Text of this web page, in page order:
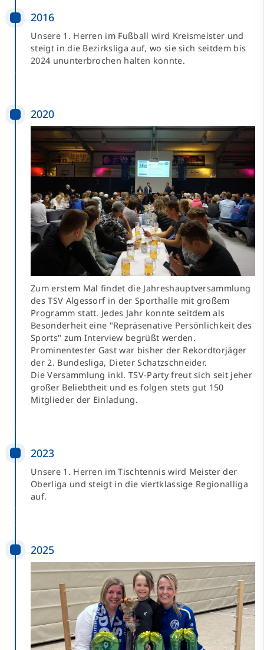
2016
Unsere 1. Herren im Fußball wird Kreismeister und
steigt in die Bezirksliga auf, wo sie sich seitdem bis
2024 ununterbrochen halten konnte.
2020
Zum erstem Mal findet die Jahreshauptversammlung
des TSV Algessorf in der Sporthalle mit großem
Programm statt. Jedes Jahr konnte seitdem als
Besonderheit eine "Repräsenative Persönlichkeit des
Sports" zum Interview begrüßt werden.
Prominentester Gast war bisher der Rekordtorjäger
der 2. Bundesliga, Dieter Schatzschneider.
Die Versammlung inkl. TSV-Party freut sich seit jeher
großer Beliebtheit und es folgen stets gut 150
Mitglieder der Einladung.
2023
Unsere 1. Herren im Tischtennis wird Meister der
Oberliga und steigt in die viertklassige Regionalliga
auf.
2025